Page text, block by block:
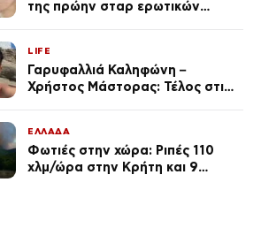
της πρώην σταρ ερωτικών
(Φωτογραφίες)
LIFE
Γαρυφαλλιά Καληφώνη –
Χρήστος Μάστορας: Τέλος στις
ΕΛΛΑΔΑ
Φωτιές στην χώρα: Ριπές 110
χλμ/ώρα στην Κρήτη και 9